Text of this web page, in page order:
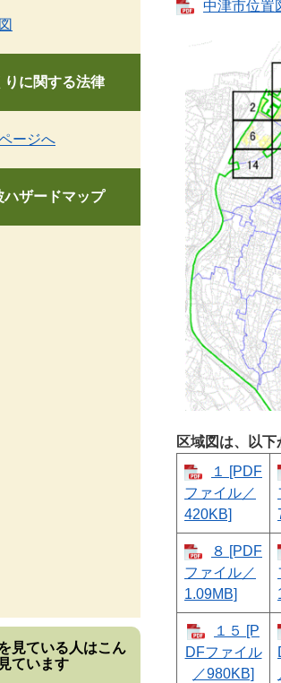
中津市位置
区域図は、以下
１ [PDF
ファイル／
420KB]
８ [PDF
ファイル／
1.09MB]
１５ [P
DFファイル
／980KB]
に関する法律
ージへ
ハザードマップ
見ている人はこん
ています